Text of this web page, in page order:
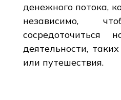
денежного потока,
независимо,
сосредоточиться
деятельности,
или путешествия.